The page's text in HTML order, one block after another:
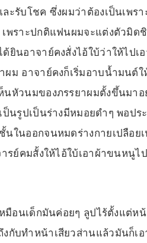
ะรับโชค ซึ่งผมว่าต้องเป็นเพร
พราะปกติแฟนผมจะแต่งตัวมิด
นอาจาย์คงสั่งไอ้ใบ้ว่าให้ไปเ
ม อาจาย์คงก็เริ่มอาบน้ำมนต์ใ
หัวนมของภรรยาผมตั้งขึ้นมาอ
นรูปเป็นร่างมีหมอยดำๆ พอป
นออกจนหมดร่างกายเปลือย
รย์คมสั้งให้ไอ้ใบ้เอาผ้าขนหนูไ
มือนเด็กมันค่อยๆ ลูปไร้ตั้งแต่
กับทำหน้าเสียวส่านแล้วมันก็เ